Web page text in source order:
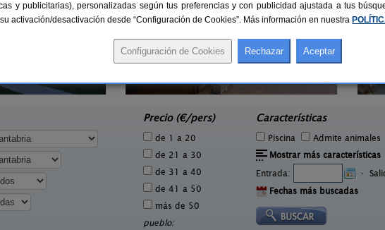
El Trineo de Campoo
Precio (€/pers)
de 1 a 20
de 21 a 30
de 31 a 40
de 41 a 50
más de 50
pueblo:
Características
Piscina Admite animales
Mostrar más características
Entrada:
-
Fechas más buscadas
y publicitarias), personalizadas según tus preferencias y con publicidad ajustada a tus
activación/desactivación desde “Configuración de Cookies”. Más información en nuestra